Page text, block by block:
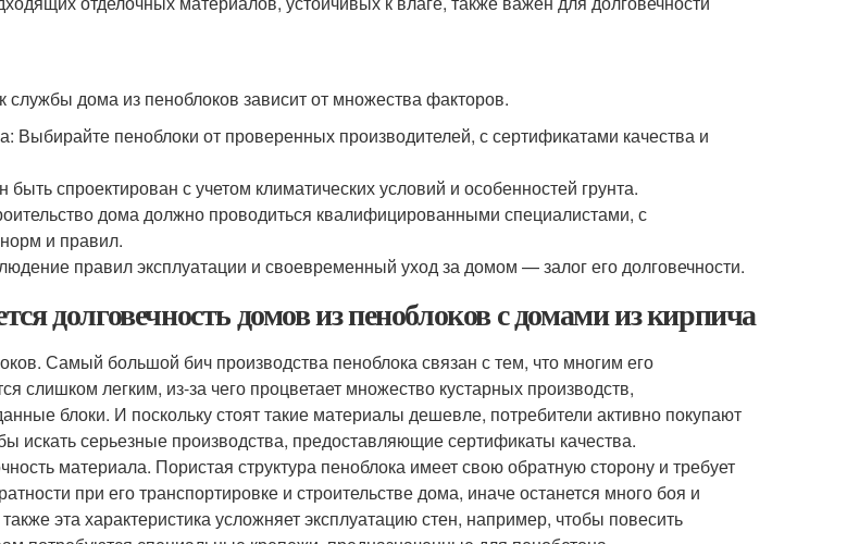
дома из пеноблоков зависит от множества факторов.
Выбирайте пеноблоки от проверенных производителей, с сертификатами качества и
спроектирован с учетом климатических условий и особенностей грунта.
дома должно проводиться квалифицированными специалистами, с
и правил.
правил эксплуатации и своевременный уход за домом — залог его долговечности.
долговечность домов из пеноблоков с домами из кирпича
Самый большой бич производства пеноблока связан с тем, что многим его
слишком легким, из-за чего процветает множество кустарных производств,
блоки. И поскольку стоят такие материалы дешевле, потребители активно покупают
искать серьезные производства, предоставляющие сертификаты качества.
материала. Пористая структура пеноблока имеет свою обратную сторону и требует
при его транспортировке и строительстве дома, иначе останется много боя и
эта характеристика усложняет эксплуатацию стен, например, чтобы повесить